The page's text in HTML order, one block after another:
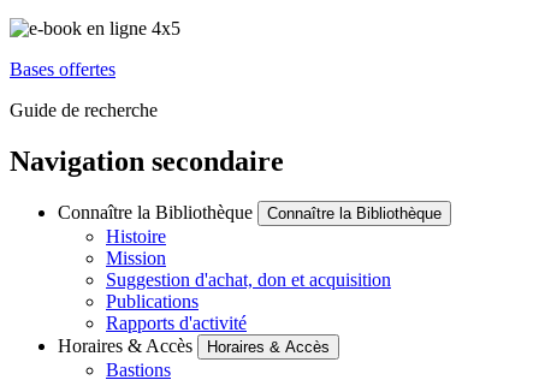
Bases offertes
Guide de recherche
Navigation secondaire
Connaître la Bibliothèque Connaître la Bibliothèque
Histoire
Mission
Suggestion d'achat, don et acquisition
Publications
Rapports d'activité
Horaires & Accès
Horaires & Accès
Bastions